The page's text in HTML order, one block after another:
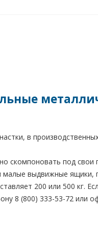
в
скомпоновать под свои
выдвижные ящики,
200 или 500 кг.
8 (800) 333-53-72 или